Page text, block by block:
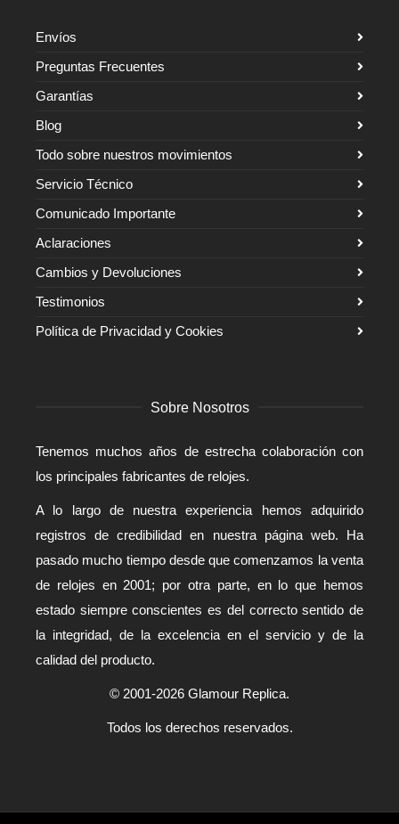
Envíos
Preguntas Frecuentes
Garantías
Blog
Todo sobre nuestros movimientos
Servicio Técnico
Comunicado Importante
Aclaraciones
Cambios y Devoluciones
Testimonios
Política de Privacidad y Cookies
Sobre Nosotros
Tenemos muchos años de estrecha colaboración con
los principales fabricantes de relojes.
A lo largo de nuestra experiencia hemos adquirido
registros de credibilidad en nuestra página web. Ha
pasado mucho tiempo desde que comenzamos la venta
de relojes en 2001; por otra parte, en lo que hemos
estado siempre conscientes es del correcto sentido de
la integridad, de la excelencia en el servicio y de la
calidad del producto.
© 2001-2026 Glamour Replica.
Todos los derechos reservados.